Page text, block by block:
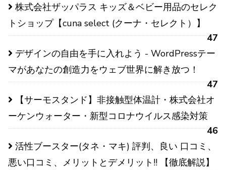
株式会社ザッパラス キッズ＆ベビー用品のセレク
トショップ【cuna select (クーナ・セレクト）】
47
デザインの自由を手に入れよう - WordPressテー
マがあなたの創造力をウェブ世界に解き放つ！
47
【サーモスタンド】非接触型体温計・株式会社オ
ーケンウォーター・新型コロナウイルス感染対策
46
活性ブースター(タネ・マキ) 評判、良い 口コミ、
悪い口コミ、メリットとデメリット!! 【徹底解説】